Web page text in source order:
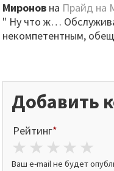
Миронов на Прайд на
" Ну что ж…
некомпетентным,
Добавить
Рейтинг*
4
3 stars
2 stars
1 star
Ваш e-mail не будет